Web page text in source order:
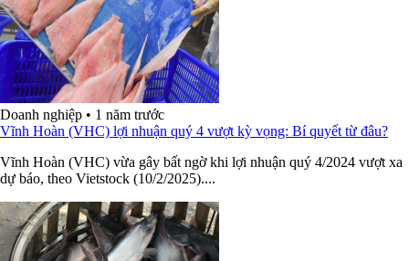
Doanh nghiệp • 1 năm trước
Vĩnh Hoàn (VHC) lợi nhuận quý 4 vượt kỳ vọng: Bí quyết từ đâu?
Vĩnh Hoàn (VHC) vừa gây bất ngờ khi lợi nhuận quý 4/2024 vượt xa
dự báo, theo Vietstock (10/2/2025)....